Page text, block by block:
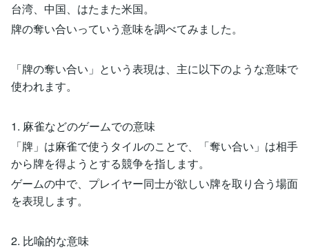
台湾、中国、はたまた米国。
牌の奪い合いっていう意味を調べてみました。
「牌の奪い合い」という表現は、主に以下のような意味で
使われます。
1. 麻雀などのゲームでの意味
「牌」は麻雀で使うタイルのことで、「奪い合い」は相手
から牌を得ようとする競争を指します。
ゲームの中で、プレイヤー同士が欲しい牌を取り合う場面
を表現します。
2. 比喩的な意味